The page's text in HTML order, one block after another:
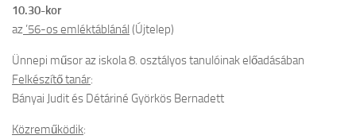
10.30-kor
az ’56-os emléktáblánál (Újtelep)
Ünnepi műsor az iskola 8. osztályos tanulóinak előadásában
Felkészítő tanár:
Bányai Judit és Détáriné Györkös Bernadett
Közreműködik: